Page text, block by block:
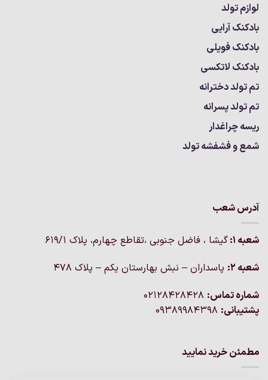
لوازم تولد
بادکنک آرایی
بادکنک فویلی
بادکنک لاتکسی
تم تولد دخترانه
تم تولد پسرانه
ریسه چراغدار
شمع و فشفشه تولد
آدرس شعب
شعبه 1:
گيشا ، فاضل جنوبی ،تقاطع چهارم، پلاک 619/1
شعبه 2:
پاسداران – نبش بهارستان یکم – پلاک ۴۷۸
شماره تماس:
پشتیبانی:
مطمئن خرید نمایید